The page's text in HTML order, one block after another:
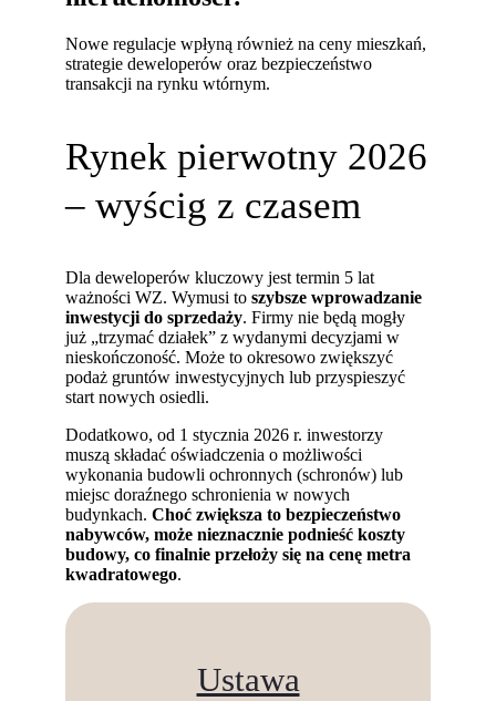
Nowe regulacje wpłyną również na ceny mieszkań,
strategie deweloperów oraz bezpieczeństwo
transakcji na rynku wtórnym.
Rynek pierwotny 2026
– wyścig z czasem
Dla deweloperów kluczowy jest termin 5 lat
ważności WZ. Wymusi toszybsze wprowadzanie
inwestycji do sprzedaży. Firmy nie będą mogły
już „trzymać działek” z wydanymi decyzjami w
nieskończoność. Może to okresowo zwiększyć
podaż gruntów inwestycyjnych lub przyspieszyć
start nowych osiedli.
Dodatkowo, od 1 stycznia 2026 r. inwestorzy
muszą składać oświadczenia o możliwości
wykonania budowli ochronnych (schronów) lub
miejsc doraźnego schronienia w nowych
budynkach.Choć zwiększa to bezpieczeństwo
nabywców, może nieznacznie podnieść koszty
budowy, co finalnie przełoży się na cenę metra
kwadratowego.
Ustawa